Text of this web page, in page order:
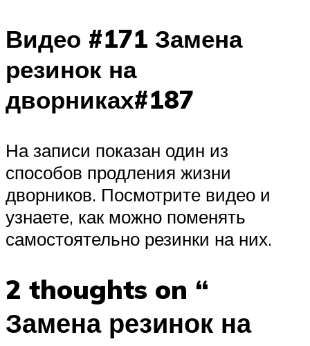
Видео #171 Замена
резинок на
дворниках#187
На записи показан один из
способов продления жизни
дворников. Посмотрите видео и
узнаете, как можно поменять
самостоятельно резинки на них.
2 thoughts on “
Замена резинок на